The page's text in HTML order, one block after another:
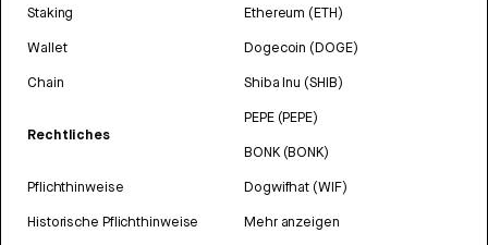
Staking
Wallet
Chain
Rechtliches
Pflichthinweise
Historische Pflichthinweise
Ethereum (ETH)
Dogecoin (DOGE)
Shiba Inu (SHIB)
PEPE (PEPE)
BONK (BONK)
Dogwifhat (WIF)
Mehr anzeigen